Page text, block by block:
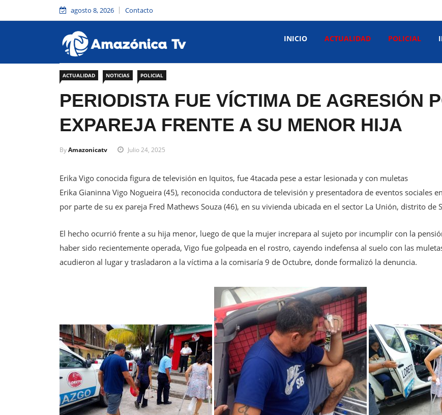
agosto 8, 2026 Contacto
INICIO ACTUALIDAD POLICIAL
ACTUALIDAD NOTICIAS POLICIAL
PERIODISTA FUE VÍCTIMA DE AGRESIÓN
EXPAREJA FRENTE A SU MENOR HIJA
ByAmazonicatv Julio 24, 2025
Erika Vigo conocida figura de televisión en Iquitos, fue 4tacada pese a estar lesionada y con muletas
Erika Gianinna Vigo Nogueira (45), reconocida conductora de televisión y presentadora de eventos sociales
por parte de su ex pareja Fred Mathews Souza (46), en su vivienda ubicada en el sector La Unión, distrito de
El hecho ocurrió frente a su hija menor, luego de que la mujer increpara al sujeto por incumplir con la
haber sido recientemente operada, Vigo fue golpeada en el rostro, cayendo indefensa al suelo con las
acudieron al lugar y trasladaron a la víctima a la comisaría 9 de Octubre, donde formalizó la denuncia.